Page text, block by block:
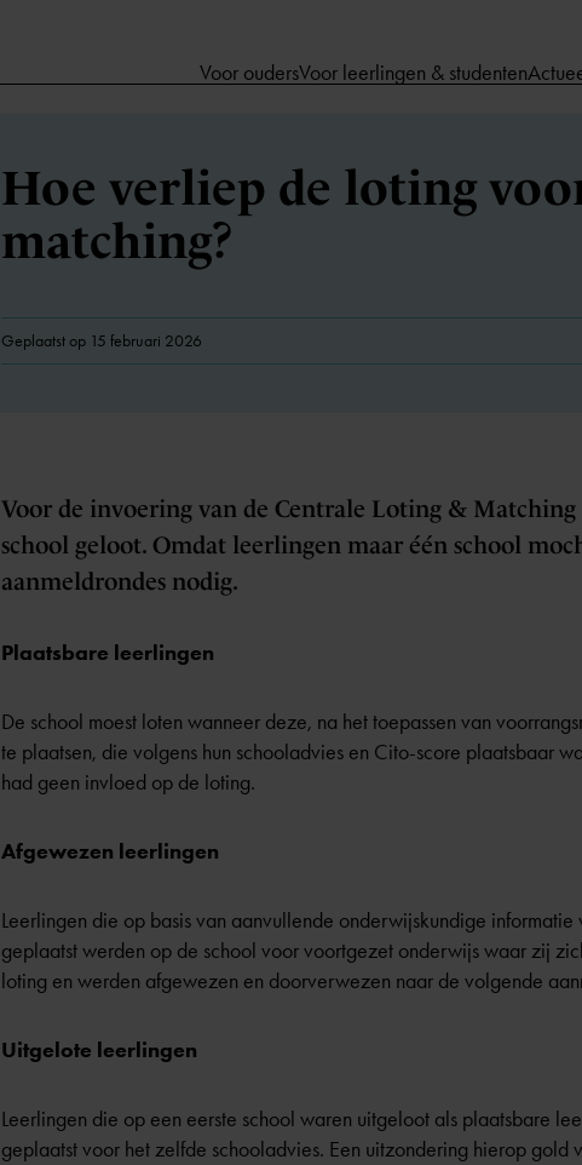
Voor oudersVoor leerlingen & studenten
Hoe verliep de loting
matching?
Geplaatst op 15 februari 2026
Voor de invoering van de Centrale Loting & Matching
school geloot. Omdat leerlingen maar één school
aanmeldrondes nodig.
Plaatsbare leerlingen
De school moest loten wanneer deze, na het toepassen van
te plaatsen, die volgens hun schooladvies en Cito-score plaatsbaar
had geen invloed op de loting.
Afgewezen leerlingen
Leerlingen die op basis van aanvullende onderwijskundige
geplaatst werden op de school voor voortgezet onderwijs waar zij
loting en werden afgewezen en doorverwezen naar de volgende
Uitgelote leerlingen
Leerlingen die op een eerste school waren uitgeloot als plaatsbare
geplaatst voor het zelfde schooladvies. Een uitzondering hierop